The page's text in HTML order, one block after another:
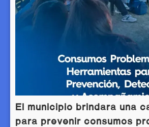
El municipio brindará una
para prevenir consumos